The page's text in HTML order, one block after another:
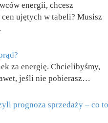
energii, chcesz
ujętych w tabeli? Musisz
za energię. Chcielibyśmy,
jeśli nie pobierasz…
prognoza sprzedaży – co to